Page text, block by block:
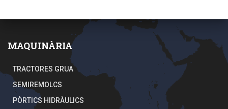
a
e
s
*
MAQUINÀRIA
TRACTORES GRUA
SEMIREMOLCS
PÒRTICS HIDRÀULICS